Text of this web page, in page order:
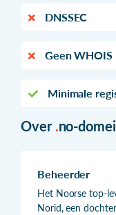
DNSSEC
Geen WHOIS
Minimale
Over .no-
Beheerder
Het Noorse top-
Norid, een